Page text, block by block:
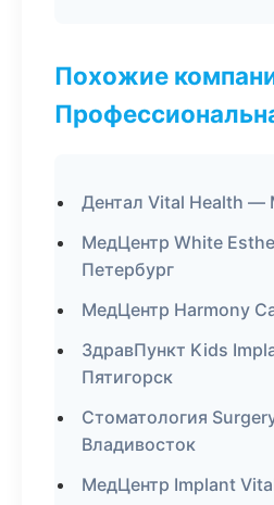
Похожие
Дентал Vital Health —
МедЦентр White
Петербург
МедЦентр Harmony
ЗдравПункт Kids
Пятигорск
Стоматология
Владивосток
МедЦентр Implant